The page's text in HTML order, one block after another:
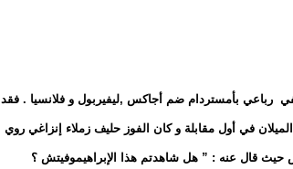
تعود إلى سنة 2001 في دوري صيفي رباعي بأمستردام ضم أجاكس ,ليفيربول و فلانسيا . فقد
في أول مقابلة و كان الفوز حليف زملاء إنزاغي روي
حيث قال عنه : ” هل شاهدتم هذا الإبراهيموفيتش ؟